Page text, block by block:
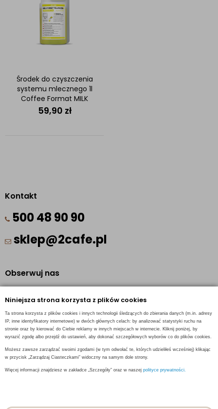
Niniejsza strona korzysta z plików cookies
Ta strona korzysta z plików cookies i innych technologii śledzących do zbierania danych (m.in. adresy
IP, inne identyfikatory internetowe) w dwóch głównych celach: by analizować statystyki ruchu na
stronie oraz by kierować do Ciebie reklamy w innych miejscach w internecie. Kliknij poniżej, by
wyrazić zgodę albo przejdź do ustawień, aby dokonać szczegółowych wyborów co do plików cookies.
Możesz zawsze zarządzać swoimi zgodami (w tym odwołać te, których udzieliłeś wcześniej) klikając
w przycisk „Zarządzaj Ciasteczkami” widoczny na samym dole strony.
Więcej informacji znajdziesz w zakładce „Szczegóły” oraz w naszej polityce prywatności.
Środek do czyszczenia
systemu mlecznego 1l
Coffee Format MILK
FORMAT YELLOW PRO
59,90 zł
Kontakt
500 48 90 90
sklep@2cafe.pl
Obserwuj nas
Instagram
INFORMACJE KONTAKTOWE